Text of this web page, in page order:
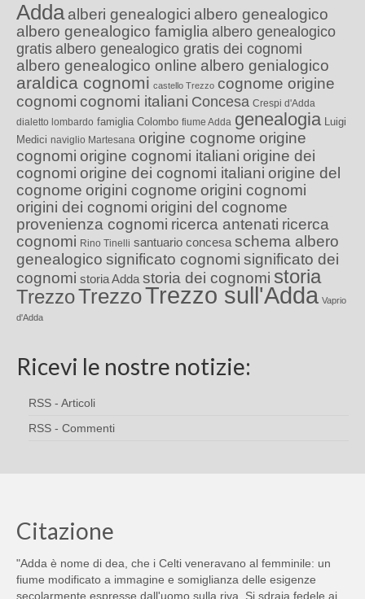
Adda alberi genealogici albero genealogico
albero genealogico famiglia albero genealogico
gratis albero genealogico gratis dei cognomi
albero genealogico online albero genialogico
araldica cognomi castello Trezzo cognome origine
cognomi cognomi italiani Concesa Crespi d'Adda
dialetto lombardo famiglia Colombo fiume Adda genealogia Luigi
Medici naviglio Martesana origine cognome origine
cognomi origine cognomi italiani origine dei
cognomi origine dei cognomi italiani origine del
cognome origini cognome origini cognomi
origini dei cognomi origini del cognome
provenienza cognomi ricerca antenati ricerca
cognomi Rino Tinelli santuario concesa schema albero
genealogico significato cognomi significato dei
cognomi storia Adda storia dei cognomi storia
TrezzoTrezzoTrezzo sull'Adda Vaprio
d'Adda
Ricevi le nostre notizie:
RSS - Articoli
RSS - Commenti
Citazione
"Adda è nome di dea, che i Celti veneravano al femminile: un
fiume modificato a immagine e somiglianza delle esigenze
secolarmente espresse dall'uomo sulla riva. Si sdraia fedele ai